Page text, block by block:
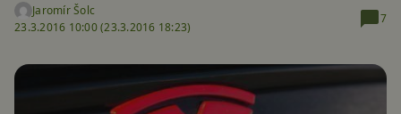
Jaromír Šolc
23.3.2016 10:00 (23.3.2016 18:23)
7